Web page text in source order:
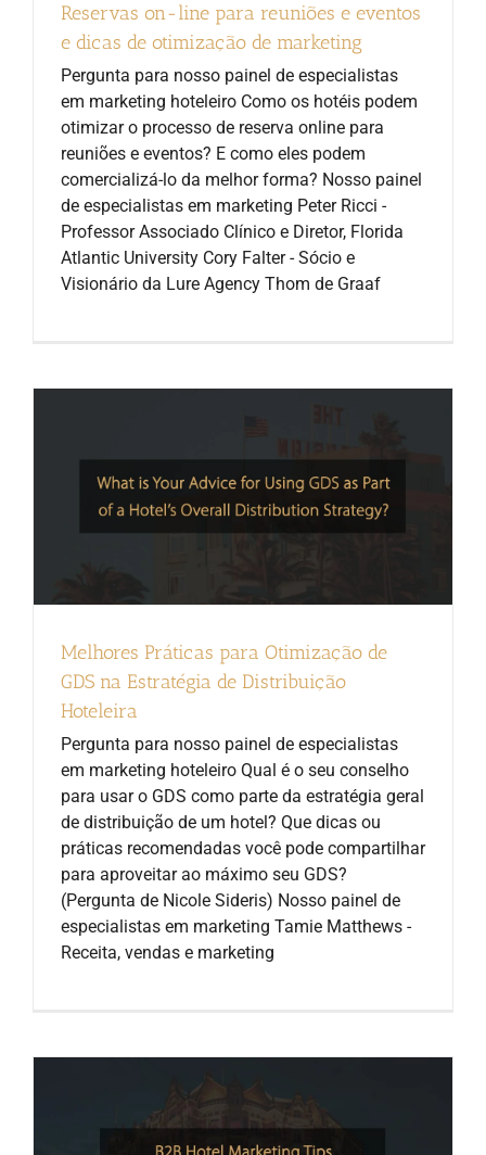
Reservas on-line para reuniões e eventos
e dicas de otimização de marketing
Pergunta para nosso painel de especialistas
em marketing hoteleiro Como os hotéis podem
otimizar o processo de reserva online para
reuniões e eventos? E como eles podem
comercializá-lo da melhor forma? Nosso painel
de especialistas em marketing Peter Ricci -
Professor Associado Clínico e Diretor, Florida
Atlantic University Cory Falter - Sócio e
Visionário da Lure Agency Thom de Graaf
Melhores Práticas para Otimização de
GDS na Estratégia de Distribuição
Hoteleira
Pergunta para nosso painel de especialistas
em marketing hoteleiro Qual é o seu conselho
para usar o GDS como parte da estratégia geral
de distribuição de um hotel? Que dicas ou
práticas recomendadas você pode compartilhar
para aproveitar ao máximo seu GDS?
(Pergunta de Nicole Sideris) Nosso painel de
especialistas em marketing Tamie Matthews -
Receita, vendas e marketing